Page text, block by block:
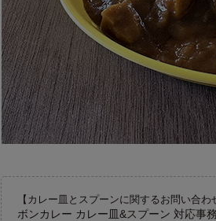
【カレー皿とスプーンに関するお問い合わ
ボンカレー カレー皿&スプーン 対応事